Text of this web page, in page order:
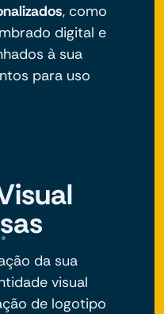
, como
digital e
à sua
para uso
da sua
visual
de logotipo